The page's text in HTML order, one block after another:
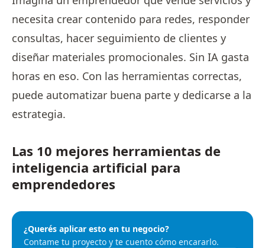
necesita crear contenido para redes, responder
consultas, hacer seguimiento de clientes y
diseñar materiales promocionales. Sin IA gasta
horas en eso. Con las herramientas correctas,
puede automatizar buena parte y dedicarse a la
estrategia.
Las 10 mejores herramientas de
inteligencia artificial para
emprendedores
¿Querés aplicar esto en tu negocio?
Contame tu proyecto y te cuento cómo encararlo.